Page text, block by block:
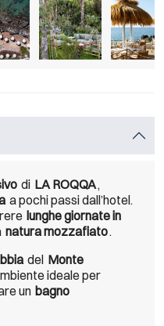
di LA ROQQA,
a pochi passi dall’hotel.
lunghe giornate in
natura mozzafiato.
del Monte
ideale per
un bagno